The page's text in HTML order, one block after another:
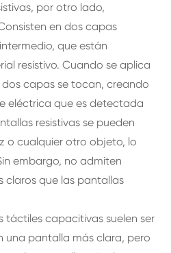
por otro lado,
en dos capas
que están
resistivo. Cuando se aplica
capas se tocan, creando
eléctrica que es detectada
resistivas se pueden
o cualquier otro objeto, lo
embargo, no admiten
claros que las pantallas
táctiles capacitivas suelen ser
una pantalla más clara, pero